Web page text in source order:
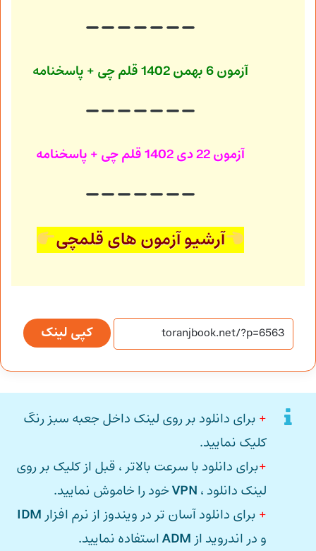
آزمون 6 بهمن 1402 قلم چی + پاسخنامه
آزمون 22 دی 1402 قلم چی + پاسخنامه
آرشیو آزمون های قلمچی
کپی لینک
+ برای دانلود بر روی لینک داخل جعبه سبز رنگ
کلیک نمایید.
+برای دانلود با سرعت بالاتر ، قبل از کلیک بر روی
لینک دانلود ، VPNخود را خاموش نمایید.
+ برای دانلود آسان تر در ویندوز از نرم افزار IDM
و در اندروید از ADMاستفاده نمایید.